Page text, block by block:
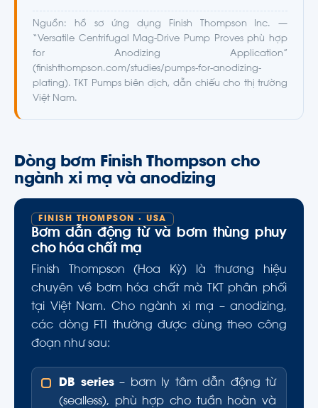
Nguồn: hồ sơ ứng dụng Finish Thompson Inc. —
“Versatile Centrifugal Mag-Drive Pump Proves phù hợp
for Anodizing Application”
(finishthompson.com/studies/pumps-for-anodizing-
plating). TKT Pumps biên dịch, dẫn chiếu cho thị trường
Việt Nam.
Dòng bơm Finish Thompson cho
ngành xi mạ và anodizing
FINISH THOMPSON · USA
Bơm dẫn động từ và bơm thùng phuy
cho hóa chất mạ
Finish Thompson (Hoa Kỳ) là thương hiệu
chuyên về bơm hóa chất mà TKT phân phối
tại Việt Nam. Cho ngành xi mạ – anodizing,
các dòng FTI thường được dùng theo công
đoạn như sau:
DB series– bơm ly tâm dẫn động từ
(sealless), phù hợp cho tuần hoàn và